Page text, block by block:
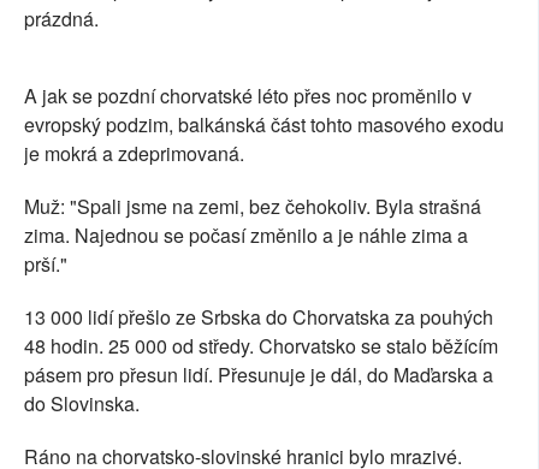
prázdná.
A jak se pozdní chorvatské léto přes noc proměnilo v
evropský podzim, balkánská část tohto masového exodu
je mokrá a zdeprimovaná.
Muž: "Spali jsme na zemi, bez čehokoliv. Byla strašná
zima. Najednou se počasí změnilo a je náhle zima a
prší."
13 000 lidí přešlo ze Srbska do Chorvatska za pouhých
48 hodin. 25 000 od středy. Chorvatsko se stalo běžícím
pásem pro přesun lidí. Přesunuje je dál, do Maďarska a
do Slovinska.
Ráno na chorvatsko-slovinské hranici bylo mrazivé.